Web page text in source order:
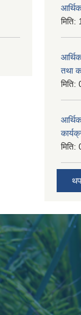
मिति:
तथा
मिति:
मिति: